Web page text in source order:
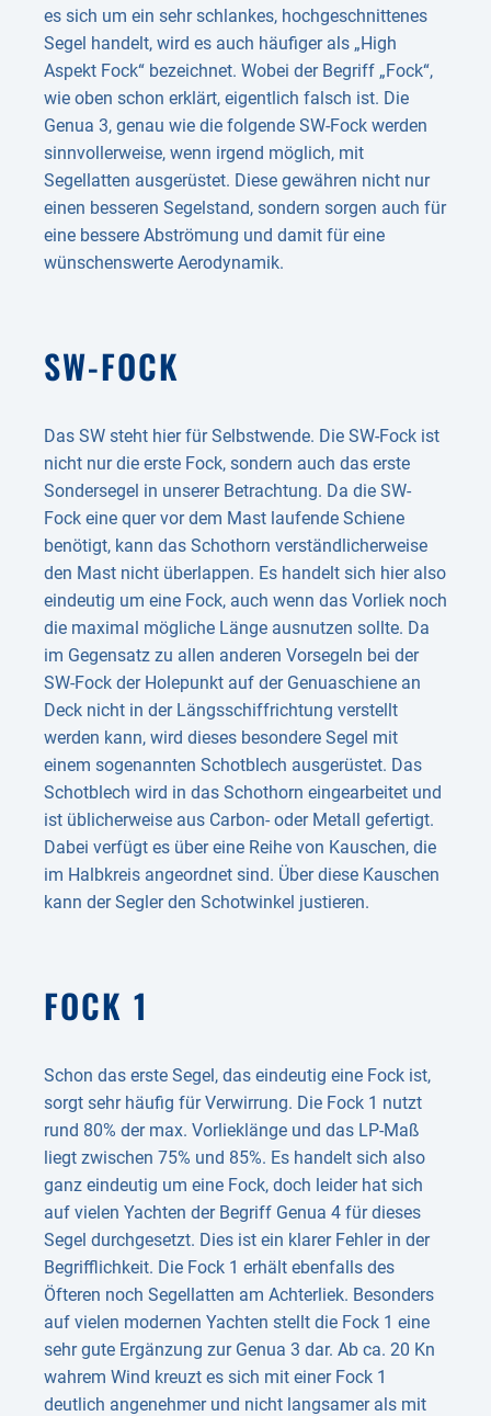
es sich um ein sehr schlankes, hochgeschnittenes
Segel handelt, wird es auch häufiger als „High
Aspekt Fock“ bezeichnet. Wobei der Begriff „Fock“,
wie oben schon erklärt, eigentlich falsch ist. Die
Genua 3, genau wie die folgende SW-Fock werden
sinnvollerweise, wenn irgend möglich, mit
Segellatten ausgerüstet. Diese gewähren nicht nur
einen besseren Segelstand, sondern sorgen auch für
eine bessere Abströmung und damit für eine
wünschenswerte Aerodynamik.
SW-FOCK
Das SW steht hier für Selbstwende. Die SW-Fock ist
nicht nur die erste Fock, sondern auch das erste
Sondersegel in unserer Betrachtung. Da die SW-
Fock eine quer vor dem Mast laufende Schiene
benötigt, kann das Schothorn verständlicherweise
den Mast nicht überlappen. Es handelt sich hier also
eindeutig um eine Fock, auch wenn das Vorliek noch
die maximal mögliche Länge ausnutzen sollte. Da
im Gegensatz zu allen anderen Vorsegeln bei der
SW-Fock der Holepunkt auf der Genuaschiene an
Deck nicht in der Längsschiffrichtung verstellt
werden kann, wird dieses besondere Segel mit
einem sogenannten Schotblech ausgerüstet. Das
Schotblech wird in das Schothorn eingearbeitet und
ist üblicherweise aus Carbon- oder Metall gefertigt.
Dabei verfügt es über eine Reihe von Kauschen, die
im Halbkreis angeordnet sind. Über diese Kauschen
kann der Segler den Schotwinkel justieren.
FOCK 1
Schon das erste Segel, das eindeutig eine Fock ist,
sorgt sehr häufig für Verwirrung. Die Fock 1 nutzt
rund 80% der max. Vorlieklänge und das LP-Maß
liegt zwischen 75% und 85%. Es handelt sich also
ganz eindeutig um eine Fock, doch leider hat sich
auf vielen Yachten der Begriff Genua 4 für dieses
Segel durchgesetzt. Dies ist ein klarer Fehler in der
Begrifflichkeit. Die Fock 1 erhält ebenfalls des
Öfteren noch Segellatten am Achterliek. Besonders
auf vielen modernen Yachten stellt die Fock 1 eine
sehr gute Ergänzung zur Genua 3 dar. Ab ca. 20 Kn
wahrem Wind kreuzt es sich mit einer Fock 1
deutlich angenehmer und nicht langsamer als mit